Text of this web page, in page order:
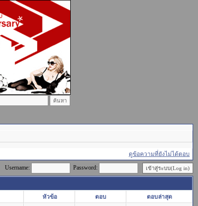
ดูข้อความที่ยังไม่ได้ตอบ
Username:
Password:
หัวข้อ ตอบ
ตอบล่าสุด